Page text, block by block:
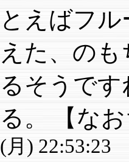
とえばフ
えた、の
るそうで
る。
【な
(月) 22:53:23